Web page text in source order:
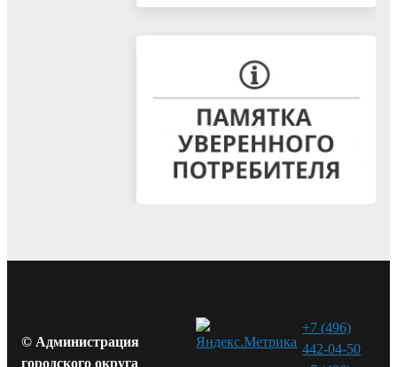
© Администрация
городского округа
+7 (496)
442-04-50